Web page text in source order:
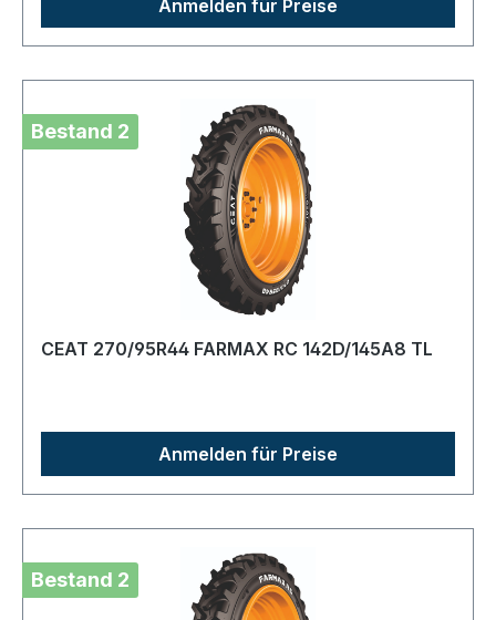
Anmelden für Preise
Bestand 2
CEAT 270/95R44 FARMAX RC 142D/145A8 TL
Anmelden für Preise
Bestand 2